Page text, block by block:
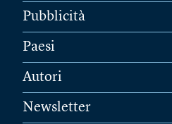
Pubblicità
Paesi
Autori
Newsletter